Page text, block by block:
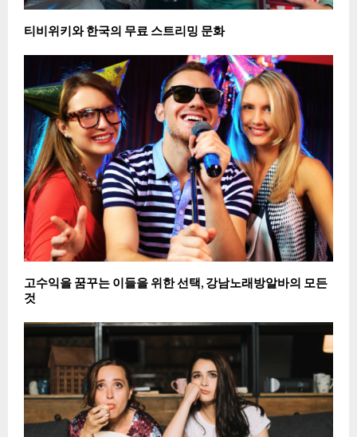
티비위키와 한국의 무료 스트리밍 문화
고수익을 꿈꾸는 이들을 위한 선택, 강남노래방알바의 모든
것